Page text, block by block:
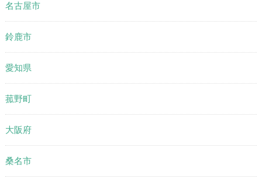
名古屋市
鈴鹿市
愛知県
菰野町
大阪府
桑名市